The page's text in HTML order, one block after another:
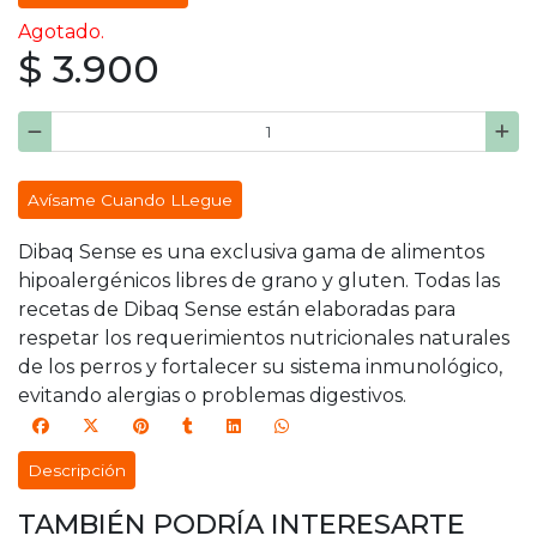
Agotado.
$ 3.900
Avísame Cuando LLegue
Dibaq Sense es una exclusiva gama de alimentos
hipoalergénicos libres de grano y gluten. Todas las
recetas de Dibaq Sense están elaboradas para
respetar los requerimientos nutricionales naturales
de los perros y fortalecer su sistema inmunológico,
evitando alergias o problemas digestivos.
Descripción
TAMBIÉN PODRÍA INTERESARTE